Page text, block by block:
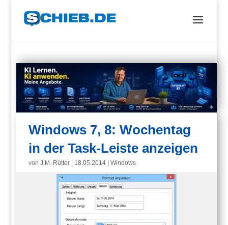
Windows 7, 8: Wochentag
in der Task-Leiste anzeigen
vonJ.M. Rütter 18.05.2014 |Windows